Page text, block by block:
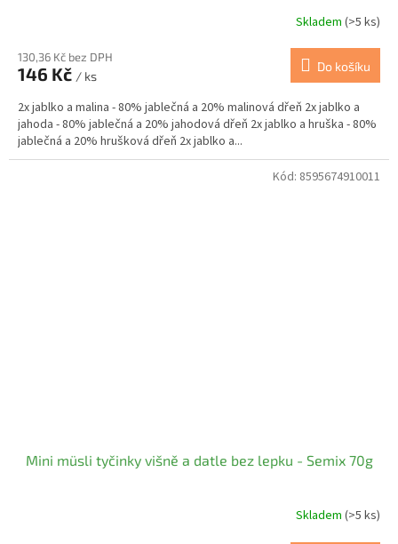
Skladem (>5 ks)
130,36 Kč bez DPH
146 Kč / ks
Do košíku
2x jablko a malina - 80% jablečná a 20% malinová dřeň 2x jablko a
jahoda - 80% jablečná a 20% jahodová dřeň 2x jablko a hruška - 80%
jablečná a 20% hrušková dřeň 2x jablko a...
Mini müsli tyčinky višně a datle bez lepku - Semix 70g
Skladem (>5 ks)
Kód: 8595674910011